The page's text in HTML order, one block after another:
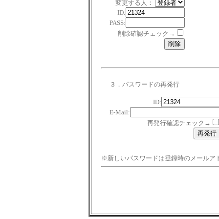
変更する人：
ID:
PASS:
削除確認チェック→
３．パスワードの再発行
ID:
E-Mail:
再発行確認チェック→
※新しいパスワードは登録時のメールア